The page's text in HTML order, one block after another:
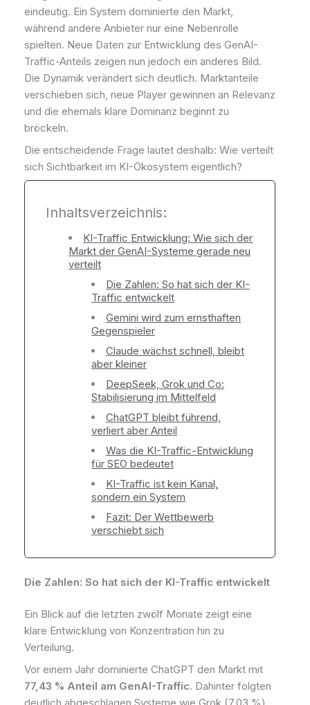
eindeutig. Ein System dominierte den Markt,
während andere Anbieter nur eine Nebenrolle
spielten. Neue Daten zur Entwicklung des GenAI-
Traffic-Anteils zeigen nun jedoch ein anderes Bild.
Die Dynamik verändert sich deutlich. Marktanteile
verschieben sich, neue Player gewinnen an Relevanz
und die ehemals klare Dominanz beginnt zu
bröckeln.
Die entscheidende Frage lautet deshalb: Wie verteilt
sich Sichtbarkeit im KI-Ökosystem eigentlich?
Inhaltsverzeichnis:
KI-Traffic Entwicklung: Wie sich der
Markt der GenAI-Systeme gerade neu
verteilt
Die Zahlen: So hat sich der KI-
Traffic entwickelt
Gemini wird zum ernsthaften
Gegenspieler
Claude wächst schnell, bleibt
aber kleiner
DeepSeek, Grok und Co:
Stabilisierung im Mittelfeld
ChatGPT bleibt führend,
verliert aber Anteil
Was die KI-Traffic-Entwicklung
für SEO bedeutet
KI-Traffic ist kein Kanal,
sondern ein System
Fazit: Der Wettbewerb
verschiebt sich
Die Zahlen: So hat sich der KI-Traffic entwickelt
Ein Blick auf die letzten zwölf Monate zeigt eine
klare Entwicklung von Konzentration hin zu
Verteilung.
Vor einem Jahr dominierte ChatGPT den Markt mit
77,43 % Anteil am GenAI-Traffic. Dahinter folgten
deutlich abgeschlagen Systeme wie Grok (7,03 %)